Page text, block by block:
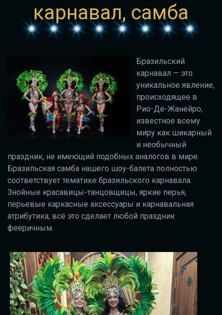
карнавал, самба
Бразильский
карнавал — это
уникальное явление,
происходящее в
Рио-Де-Жанейро,
известное всему
миру как шикарный
и необычный
праздник, не имеющий подобных аналогов в мире.
Бразильская самба нашего шоу-балета полностью
соответствует тематике бразильского карнавала.
Знойные красавицы-танцовщицы, яркие перья,
перьевые каркасные аксессуары и карнавальная
атрибутика, всё это сделает любой праздник
фееричным.